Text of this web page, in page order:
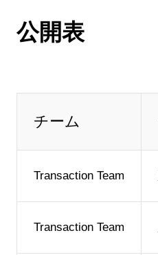
公開表
チーム
Transaction Team
Transaction Team